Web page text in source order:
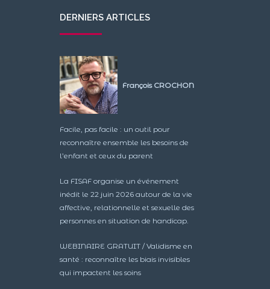
DERNIERS ARTICLES
François CROCHON
Facile, pas facile : un outil pour
reconnaître ensemble les besoins de
l’enfant et ceux du parent
La FISAF organise un événement
inédit le 22 juin 2026 autour de la vie
affective, relationnelle et sexuelle des
personnes en situation de handicap.
WEBINAIRE GRATUIT / Validisme en
santé : reconnaître les biais invisibles
qui impactent les soins